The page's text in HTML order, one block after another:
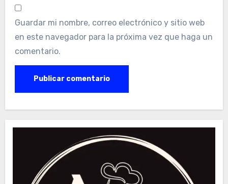
Guardar mi nombre, correo electrónico y sitio web
en este navegador para la próxima vez que haga un
comentario.